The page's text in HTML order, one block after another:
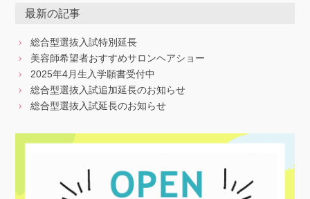
最新の記事
総合型選抜入試特別延長
美容師希望者おすすめサロンヘアショー
2025年4月生入学願書受付中
総合型選抜入試追加延長のお知らせ
総合型選抜入試延長のお知らせ